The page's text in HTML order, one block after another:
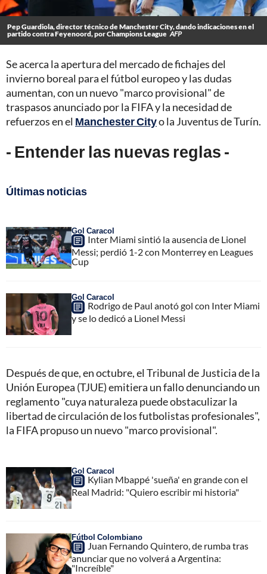
Pep Guardiola, director técnico de Manchester City, dando indicaciones en el
partido contra Feyenoord, por Champions League AFP
Se acerca la apertura del mercado de fichajes del
invierno boreal para el fútbol europeo y las dudas
aumentan, con un nuevo "marco provisional" de
traspasos anunciado por la FIFA y la necesidad de
refuerzos en el Manchester Cityo la Juventus de Turín.
- Entender las nuevas reglas -
Últimas noticias
Gol Caracol
Inter Miami sintió la ausencia de Lionel
Messi; perdió 1-2 con Monterrey en Leagues
Cup
Gol Caracol
Rodrigo de Paul anotó gol con Inter Miami
y se lo dedicó a Lionel Messi
Después de que, en octubre, el Tribunal de Justicia de la
Unión Europea (TJUE) emitiera un fallo denunciando un
reglamento "cuya naturaleza puede obstaculizar la
libertad de circulación de los futbolistas profesionales",
la FIFA propuso un nuevo "marco provisional".
Gol Caracol
Kylian Mbappé 'sueña' en grande con el
Real Madrid: "Quiero escribir mi historia"
Fútbol Colombiano
Juan Fernando Quintero, de rumba tras
anunciar que no volverá a Argentina:
"Increíble"